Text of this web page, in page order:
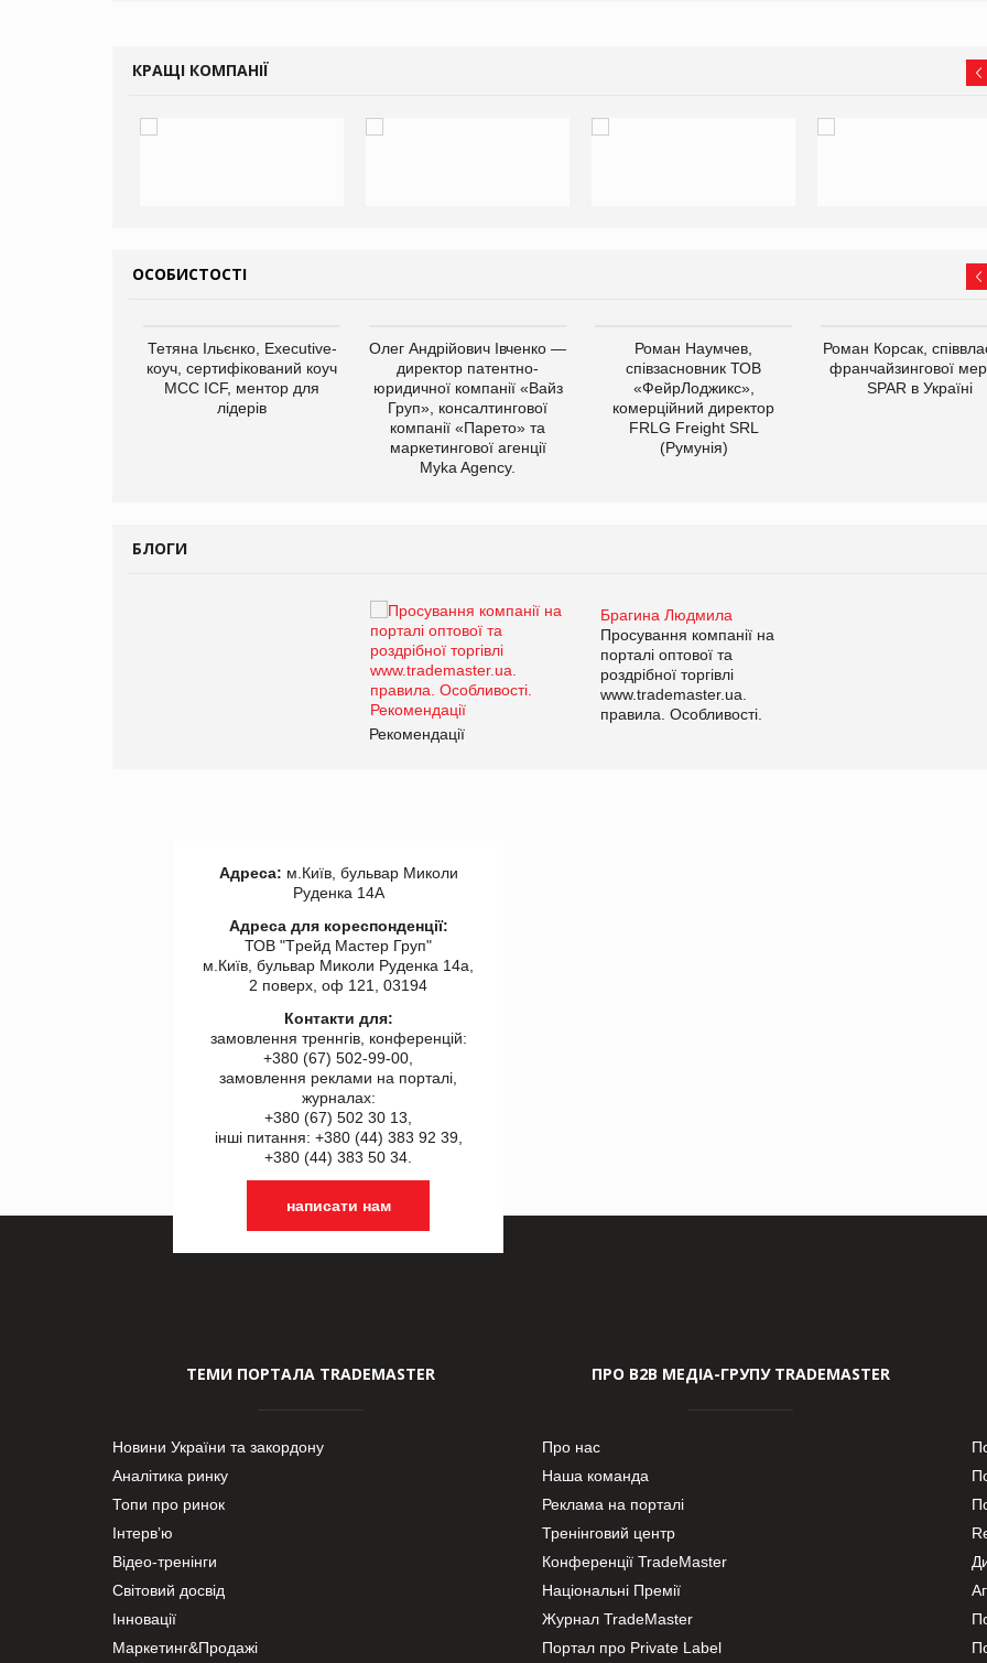
КРАЩІ КОМПАНІЇ
ОСОБИСТОСТІ
Тетяна Ільєнко, Executive-
коуч, сертифікований коуч
МСС ICF, ментор для
лідерів
Олег Андрійович Івченко —
директор патентно-
юридичної компанії «Вайз
Груп», консалтингової
компанії «Парето» та
маркетингової агенції
Myka Agency.
Роман Наумчев,
співзасновник ТОВ
«ФейрЛоджикс»,
комерційний директор
FRLG Freight SRL
(Румунія)
Роман Корсак,
франчайзингової
SPAR в Україні
БЛОГИ
Брагина Людмила
Просування компанії на
порталі оптової та
роздрібної торгівлі
www.trademaster.ua.
правила. Особливості.
Рекомендації
Адреса: м.Київ, бульвар Миколи
Руденка 14А
Адреса для кореспонденції:
ТОВ "Tрейд Мастер Груп"
м.Київ, бульвар Миколи Руденка 14а,
2 поверх, оф 121, 03194
Контакти для:
замовлення треннгів, конференцій:
+380 (67) 502-99-00,
замовлення реклами на порталі,
журналах:
+380 (67) 502 30 13,
інші питання: +380 (44) 383 92 39,
+380 (44) 383 50 34.
написати нам
ТЕМИ ПОРТАЛА TRADEMASTER
Новини України та закордону
Аналітика ринку
Топи про ринок
Інтерв’ю
Відео-тренінги
Світовий досвід
Інновації
Маркетинг&Продажі
ПРО В2В МЕДІА-ГРУПУ TRADEMASTER
Про нас
Наша команда
Реклама на порталі
Тренінговий центр
Конференції TradeMaster
Національні Премії
Журнал TradeMaster
Портал про Private Label